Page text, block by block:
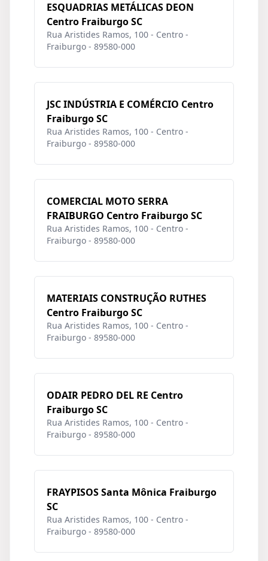
ESQUADRIAS METÁLICAS DEON
Centro Fraiburgo SC
Rua Aristides Ramos, 100 - Centro -
Fraiburgo - 89580-000
JSC INDÚSTRIA E COMÉRCIO Centro
Fraiburgo SC
Rua Aristides Ramos, 100 - Centro -
Fraiburgo - 89580-000
COMERCIAL MOTO SERRA
FRAIBURGO Centro Fraiburgo SC
Rua Aristides Ramos, 100 - Centro -
Fraiburgo - 89580-000
MATERIAIS CONSTRUÇÃO RUTHES
Centro Fraiburgo SC
Rua Aristides Ramos, 100 - Centro -
Fraiburgo - 89580-000
ODAIR PEDRO DEL RE Centro
Fraiburgo SC
Rua Aristides Ramos, 100 - Centro -
Fraiburgo - 89580-000
FRAYPISOS Santa Mônica Fraiburgo
SC
Rua Aristides Ramos, 100 - Centro -
Fraiburgo - 89580-000